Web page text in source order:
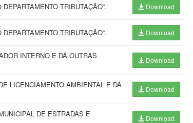
TRIBUTAÇÃO”. Download
TRIBUTAÇÃO”. Download
INTERNO E DÁ OUTRAS
Download
LICENCIAMENTO AMBIENTAL E DÁ
Download
DE ESTRADAS E
Download